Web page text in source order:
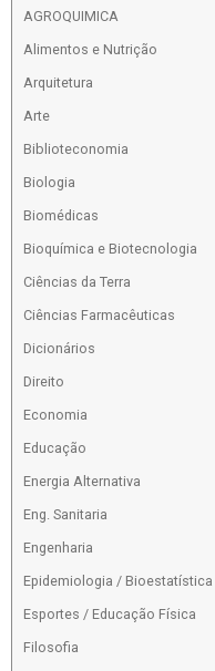
AGROQUIMICA
Alimentos e Nutrição
Arquitetura
Arte
Biblioteconomia
Biologia
Biomédicas
Bioquímica e Biotecnologia
Ciências da Terra
Ciências Farmacêuticas
Dicionários
Direito
Economia
Educação
Energia Alternativa
Eng. Sanitaria
Engenharia
Epidemiologia / Bioestatística
Esportes / Educação Física
Filosofia